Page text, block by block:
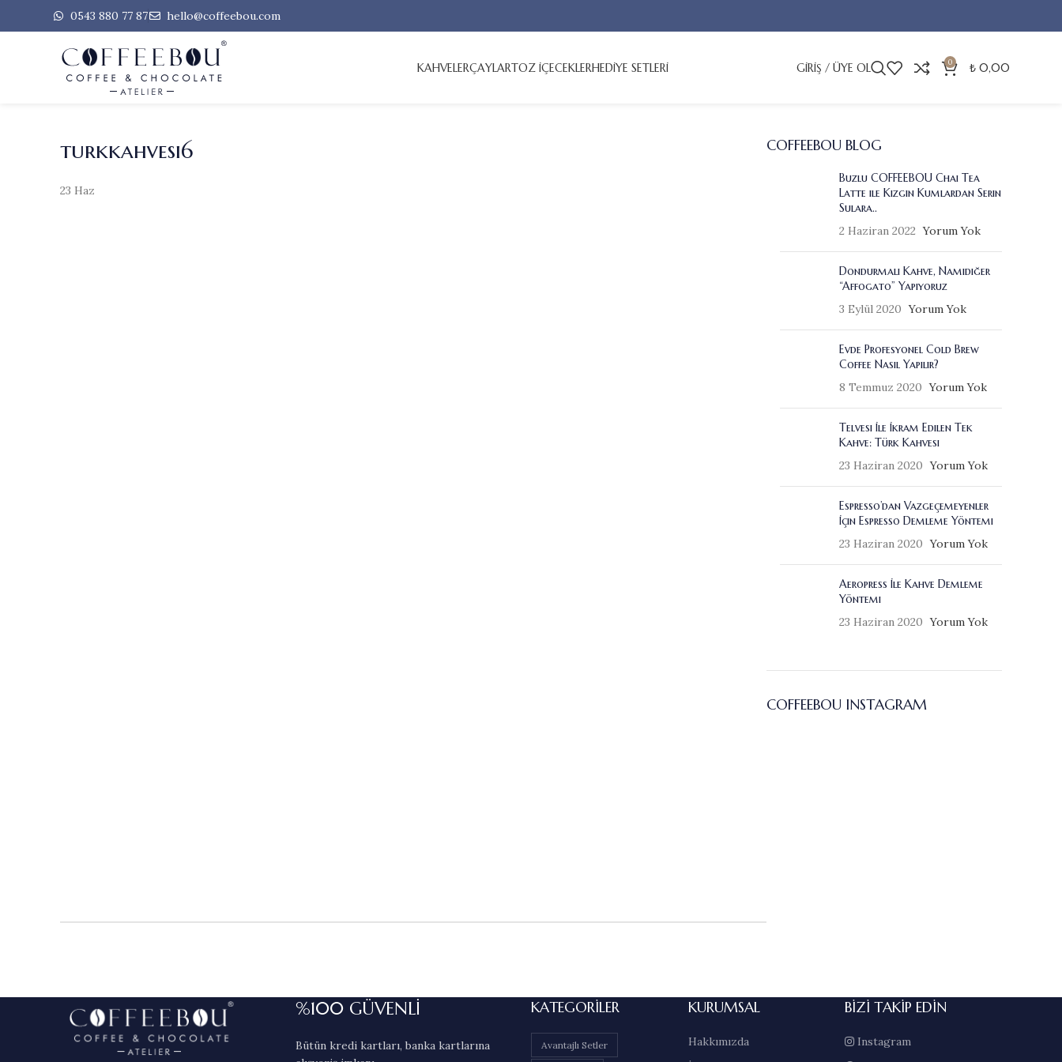
0543 880 77 87 hello@coffeebou.com
KAHVELERÇAYLARTOZ İÇECEKLERHEDİYE SETLERİ GIRIŞ / ÜYE OL 0 ₺ 0,00
turkkahvesi6
23 Haz
COFFEEBOU BLOG
Buzlu COFFEEBOU Chai Tea
Latte ile Kızgın Kumlardan Serin
Sulara..
2 Haziran 2022 Yorum Yok
Dondurmalı Kahve, Namıdiğer
“Affogato” Yapıyoruz
3 Eylül 2020 Yorum Yok
Evde Profesyonel Cold Brew
Coffee Nasıl Yapılır?
8 Temmuz 2020 Yorum Yok
Telvesi İle İkram Edilen Tek
Kahve: Türk Kahvesi
23 Haziran 2020 Yorum Yok
Espresso’dan Vazgeçemeyenler
İçin Espresso Demleme Yöntemi
23 Haziran 2020 Yorum Yok
Aeropress İle Kahve Demleme
Yöntemi
23 Haziran 2020 Yorum Yok
COFFEEBOU INSTAGRAM
%100 GÜVENLİ
Bütün kredi kartları, banka kartlarına
KATEGORILER
Avantajlı Setler
KURUMSAL
Hakkımızda
BIZI TAKIP EDIN
Instagram